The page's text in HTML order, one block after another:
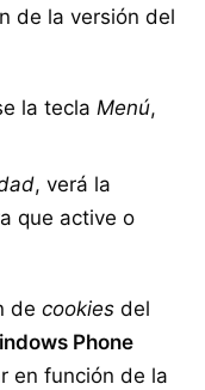
de la versión del
la tecla Menú,
, verá la
que active o
de cookiesdel
Phone
en función de la